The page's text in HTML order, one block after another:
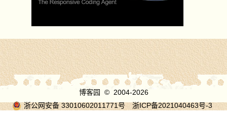
博客园
© 2004-2026
浙公网安备 33010602011771号
浙ICP备2021040463号-3